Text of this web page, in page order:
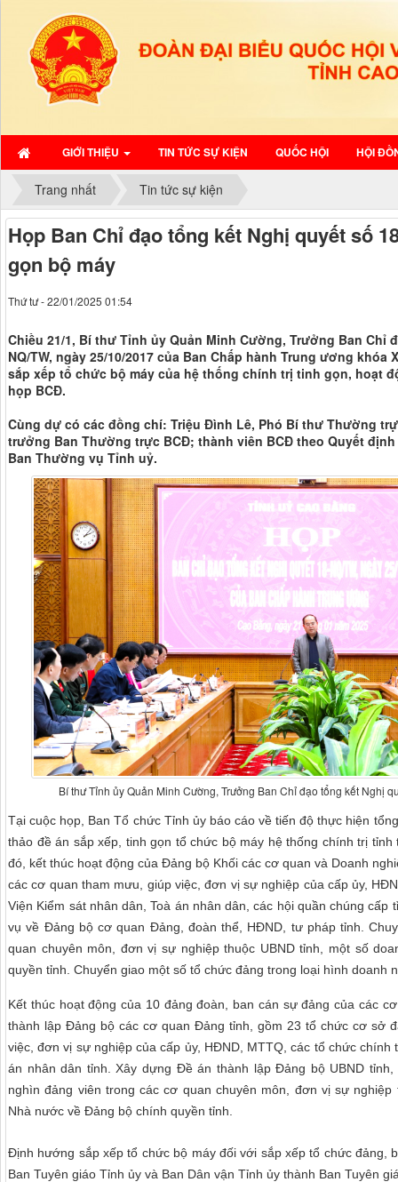
GIỚI THIỆU TIN TỨC SỰ KIỆN QUỐC HỘI HỘI
Trang nhất Tin tức sự kiện
Họp Ban Chỉ đạo tổng kết Nghị quyết số
gọn bộ máy
Thứ tư - 22/01/2025 01:54
Chiều 21/1, Bí thư Tỉnh ủy Quản Minh Cường, Trưởng Ban Chỉ
NQ/TW, ngày 25/10/2017 của Ban Chấp hành Trung ương
sắp xếp tổ chức bộ máy của hệ thống chính trị tinh gọn, hoạt
họp BCĐ.
Cùng dự có các đồng chí: Triệu Đình Lê, Phó Bí thư Thường
trưởng Ban Thường trực BCĐ; thành viên BCĐ theo Quyết định
Ban Thường vụ Tỉnh uỷ.
Bí thư Tỉnh ủy Quản Minh Cường, Trưởng Ban Chỉ đạo tổng kết Nghị
Tại cuộc họp, Ban Tổ chức Tỉnh ủy báo cáo về tiến độ thực hiện
thảo đề án sắp xếp, tinh gọn tổ chức bộ máy hệ thống chính trị
đó, kết thúc hoạt động của Đảng bộ Khối các cơ quan và Doanh
các cơ quan tham mưu, giúp việc, đơn vị sự nghiệp của cấp ủy,
Viện Kiểm sát nhân dân, Toà án nhân dân, các hội quần chúng
vụ về Đảng bộ cơ quan Đảng, đoàn thể, HĐND, tư pháp tỉnh.
quan chuyên môn, đơn vị sự nghiệp thuộc UBND tỉnh, một số
quyền tỉnh. Chuyển giao một số tổ chức đảng trong loại hình doanh
Kết thúc hoạt động của 10 đảng đoàn, ban cán sự đảng của các
thành lập Đảng bộ các cơ quan Đảng tỉnh, gồm 23 tổ chức cơ sở
việc, đơn vị sự nghiệp của cấp ủy, HĐND, MTTQ, các tổ chức chính
án nhân dân tỉnh. Xây dựng Đề án thành lập Đảng bộ UBND
nghìn đảng viên trong các cơ quan chuyên môn, đơn vị sự nghiệp
Nhà nước về Đảng bộ chính quyền tỉnh.
Định hướng sắp xếp tổ chức bộ máy đối với sắp xếp tổ chức đảng,
Ban Tuyên giáo Tỉnh ủy và Ban Dân vận Tỉnh ủy thành Ban Tuyên